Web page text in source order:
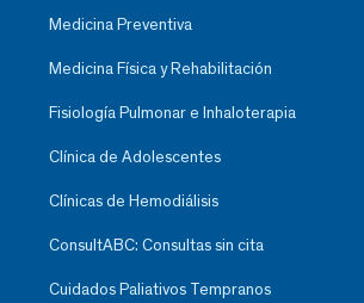
Medicina Preventiva
Medicina Física y Rehabilitación
Fisiología Pulmonar e Inhaloterapia
Clínica de Adolescentes
Clínicas de Hemodiálisis
ConsultABC: Consultas sin cita
Cuidados Paliativos Tempranos